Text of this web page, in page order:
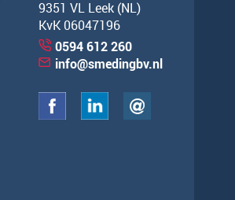
9351 VL Leek (NL)
KvK 06047196
0594 612 260
info@smedingbv.nl